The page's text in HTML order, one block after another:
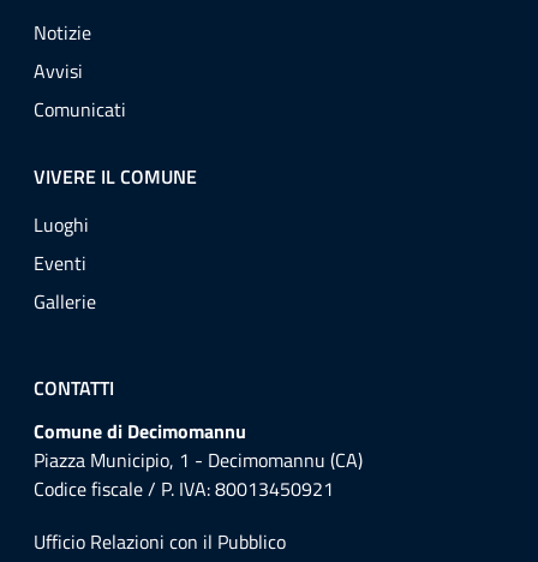
Notizie
Avvisi
Comunicati
VIVERE IL COMUNE
Luoghi
Eventi
Gallerie
CONTATTI
Comune di Decimomannu
Piazza Municipio, 1 - Decimomannu (CA)
Codice fiscale / P. IVA: 80013450921
Ufficio Relazioni con il Pubblico